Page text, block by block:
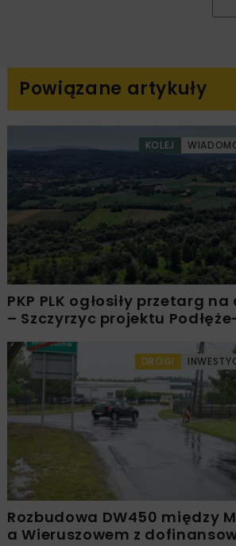
Powiązane artykuły
KOLEJ
PKP PLK ogłosiły przetarg
– Szczyrzyc projektu
DROGI
Rozbudowa DW450 między
a Wieruszowem z